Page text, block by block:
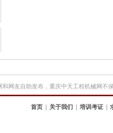
和网友自助发布，重庆中天工程机械网
首页 关于我们 培训考证